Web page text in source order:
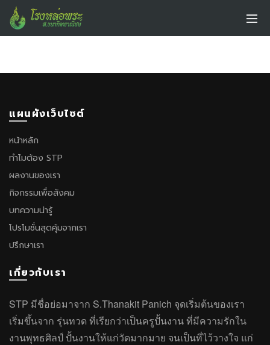
แผนผังเว็บไซต์
หน้าหลัก
ทำไมต้อง STP
ผลงานของเรา
กิจกรรมเพื่อสังคม
บทความน่ารู้
โปรโมชั่นสุดคุ้มจากเรา
ปรึกษาเรา
เกี่ยวกับเรา
STP มีชื่อย่อมาจาก S.Thanakit Panich จุดเริ่มต้นของเรา
เริ่มขึ้นจาก รุ่นทวด ที่เรียกว่าเป็นครูปั้นงาน ที่มีความรักใน
งานพุทธศิลป์ ปั้นงานให้แก่วัดมากมาย จนเป็นที่ไว้วางใจ แก่